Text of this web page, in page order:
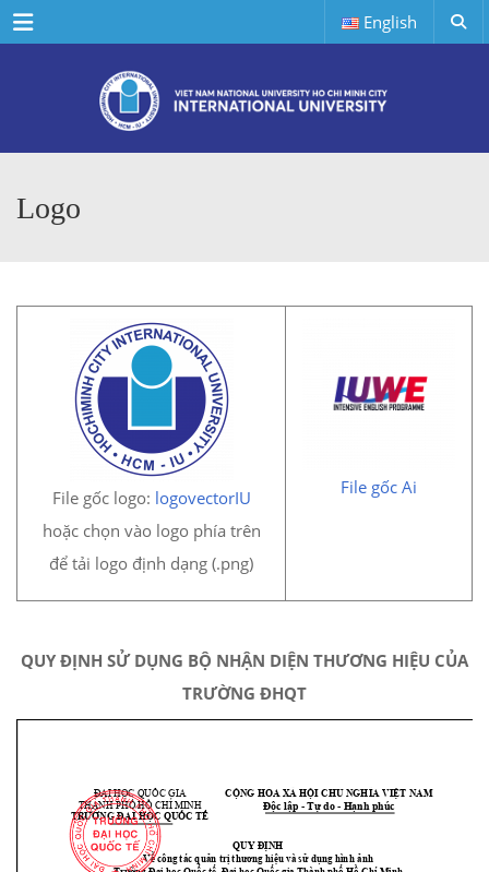
Menu English
Logo
File gốc logo: logovectorIU
hoặc chọn vào logo phía trên
để tải logo định dạng (.png)
File gốc Ai
QUY ĐỊNH SỬ DỤNG BỘ NHẬN DIỆN THƯƠNG HIỆU CỦA
TRƯỜNG ĐHQT